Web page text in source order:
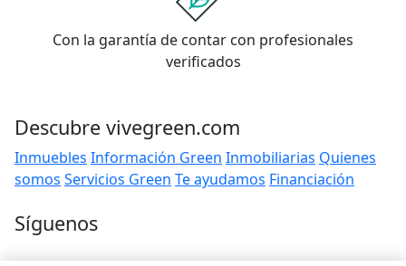
Con la garantía de contar con profesionales
verificados
Descubre vivegreen.com
Inmuebles Información Green Inmobiliarias Quienes
somos Servicios Green Te ayudamos Financiación
Síguenos